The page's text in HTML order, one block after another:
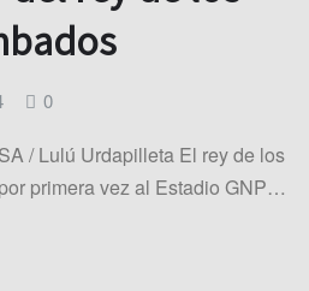
0
/ Lulú Urdapilleta El rey de los
primera vez al Estadio GNP…